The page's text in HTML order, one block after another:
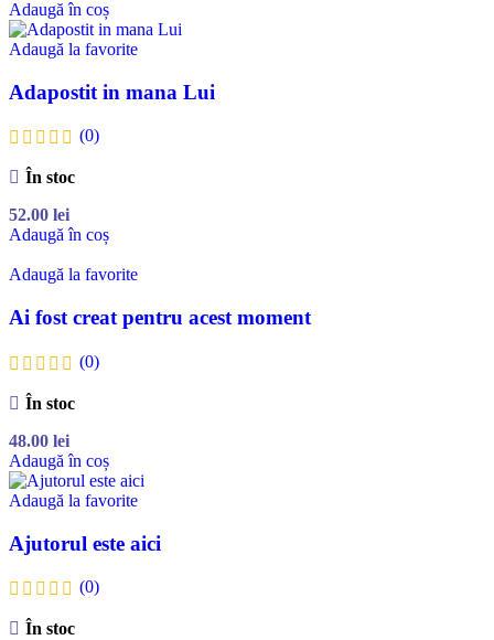
Adaugă în coș
Adaugă la favorite
Adapostit in mana Lui
(0)
În stoc
52.00 lei
Adaugă în coș
Adaugă la favorite
Ai fost creat pentru acest moment
(0)
În stoc
48.00 lei
Adaugă în coș
Adaugă la favorite
Ajutorul este aici
(0)
În stoc